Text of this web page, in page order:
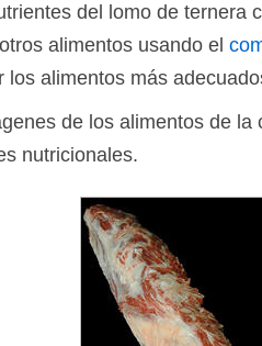
del lomo de
alimentos usando el
los alimentos más
de los alimentos de
nutricionales.